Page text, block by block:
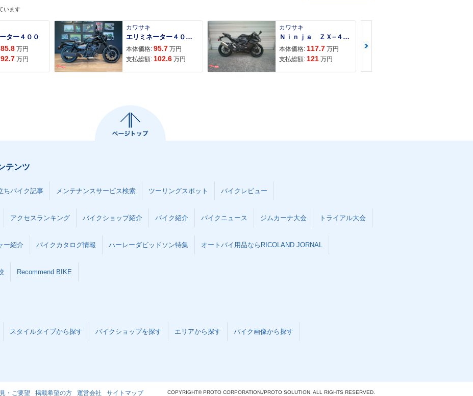
います
ター４００
85.8 万円
92.7 万円
カワサキ
エリミネーター４００ＳＥ
本体価格: 95.7 万円
支払総額: 102.6 万円
カワサキ
Ｎｉｎｊａ ＺＸ−４Ｒ ＳＥ
本体価格: 117.7 万円
支払総額: 121 万円
テンツ
ちバイク記事 メンテナンスサービス検索 ツーリングスポット バイクレビュー
アクセスランキング バイクショップ紹介 バイク紹介 バイクニュース ジムカーナ大会 トライアル大会
ー紹介 バイクカタログ情報 ハーレーダビッドソン特集 オートバイ用品ならRICOLAND JORNAL
Recommend BIKE
スタイルタイプから探す バイクショップを探す エリアから探す バイク画像から探す
・ご要望 掲載希望の方 運営会社 サイトマップ COPYRIGHT© PROTO CORPORATION./PROTO SOLUTION. ALL RIGHTS RESERVED.